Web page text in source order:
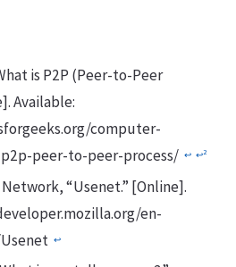
is P2P (Peer-to-Peer
Available:
computer-
peer-to-peer-process/ ↩ ↩2
“Usenet.” [Online].
en-
↩